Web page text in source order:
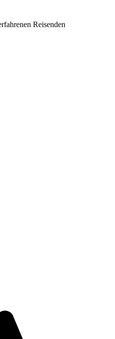
Reisenden